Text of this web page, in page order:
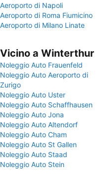
Aeroporto di Napoli
Aeroporto di Roma Fiumicino
Aeroporto di Milano Linate
Vicino a Winterthur
Noleggio Auto Frauenfeld
Noleggio Auto Aeroporto di
Zurigo
Noleggio Auto Uster
Noleggio Auto Schaffhausen
Noleggio Auto Jona
Noleggio Auto Altendorf
Noleggio Auto Cham
Noleggio Auto St Gallen
Noleggio Auto Staad
Noleggio Auto Stein